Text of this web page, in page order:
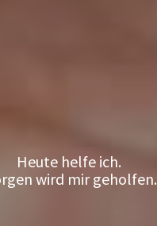
Heute helfe ich.
wird mir geholfen.